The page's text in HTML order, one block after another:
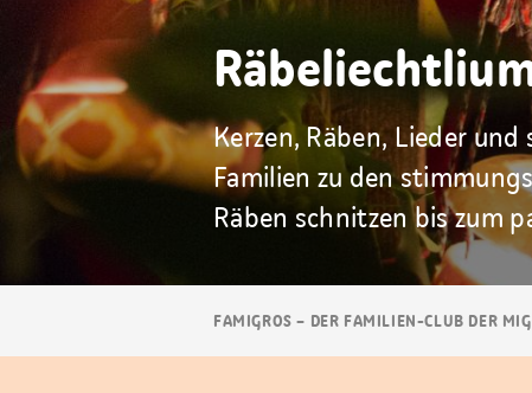
Kerzen, Räben, Lieder
Familien zu den
Räben schnitzen bis zum
FAMIGROS – DER FAMILIEN-CLUB DER